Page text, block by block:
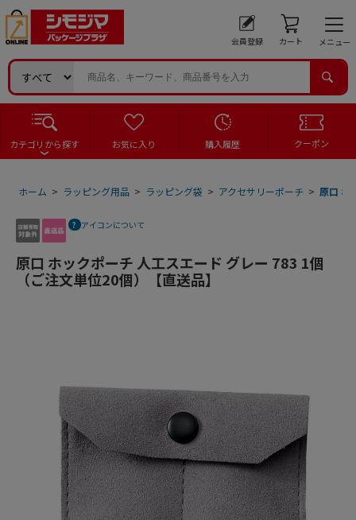
会員登録 カート メニュー
カテゴリから探す お気に入り 購入履歴 クーポン
ホーム > ラッピング用品 > ラッピング袋 > アクセサリーポーチ > 原口 ホ
アイコンについて
原口 ホックポーチ 人工スエード グレー 783 1個
（ご注文単位20個）【直送品】